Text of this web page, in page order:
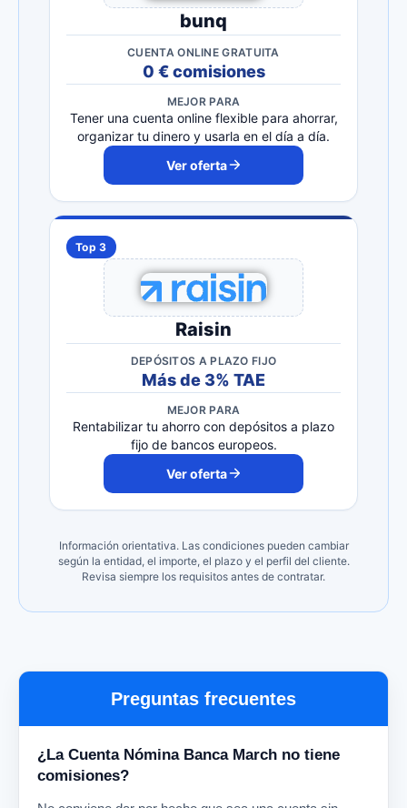
bunq
CUENTA ONLINE GRATUITA
0 € comisiones
MEJOR PARA
Tener una cuenta online flexible para ahorrar,
organizar tu dinero y usarla en el día a día.
Ver oferta
Top 3
Raisin
DEPÓSITOS A PLAZO FIJO
Más de 3% TAE
MEJOR PARA
Rentabilizar tu ahorro con depósitos a plazo
fijo de bancos europeos.
Ver oferta
Información orientativa. Las condiciones pueden cambiar
según la entidad, el importe, el plazo y el perfil del cliente.
Revisa siempre los requisitos antes de contratar.
Preguntas frecuentes
¿La Cuenta Nómina Banca March no tiene
comisiones?